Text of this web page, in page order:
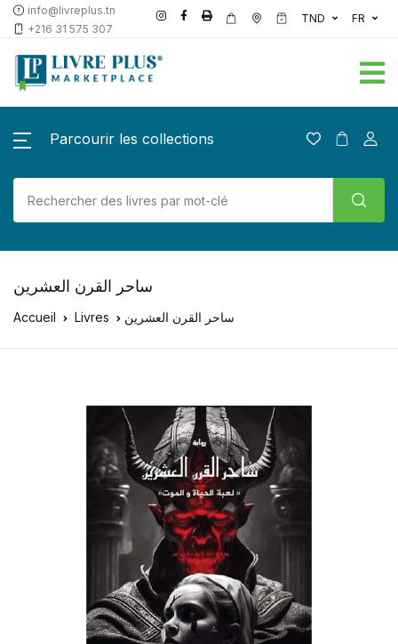
info@livreplus.tn
+216 31 575 307
TND FR
Parcourir les collections
ساحر القرن العشرين
Accueil Livres ساحر القرن العشرين